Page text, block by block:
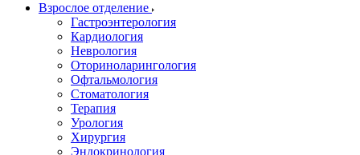
Взрослое отделение
Гастроэнтерология
Кардиология
Неврология
Оториноларингология
Офтальмология
Стоматология
Терапия
Урология
Хирургия
Эндокринология